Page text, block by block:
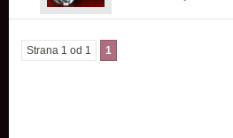
Strana 1 od 1 1